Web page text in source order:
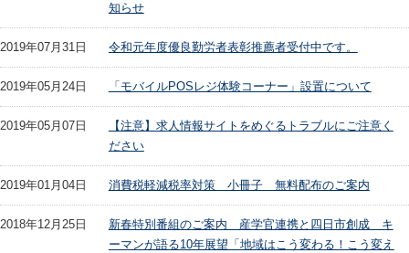
知らせ
2019年07月31日 令和元年度優良勤労者表彰推薦者受付中です。
2019年05月24日 「モバイルPOSレジ体験コーナー」設置について
2019年05月07日
【注意】求人情報サイトをめぐるトラブルにご注意く
ださい
2019年01月04日 消費税軽減税率対策 小冊子 無料配布のご案内
2018年12月25日
新春特別番組のご案内 産学官連携と四日市創成 キ
ーマンが語る10年展望「地域はこう変わる！こう変え